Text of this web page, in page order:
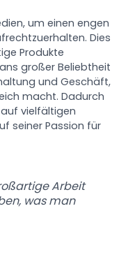
um einen engen
Dies
Produkte
großer Beliebtheit
und Geschäft,
macht. Dadurch
vielfältigen
seiner Passion für
Arbeit
was man